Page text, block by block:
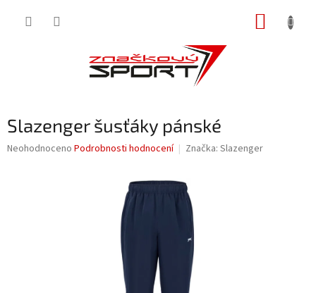
Slazenger šusťáky pánské
Průměrné
Neohodnoceno Podrobnosti hodnocení Značka: Slazenger